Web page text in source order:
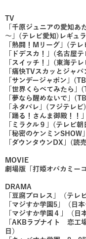
TV
「千原ジュニアの愛知
～」(テレビ愛知)レギュ
「熱闘！Mリーグ」(テ
「ドデスカ！」(名古屋
「スイッチ！」(東海テ
「痛快TVスカッとジャパ
「サンデージャポン」
「世界くらべてみたら」
「夢なら醒めないで」
「ネタパレ」(フジテレビ)
「踊る！さんま御殿！！
「ミラクル９」(テレビ朝
「秘密のケンミンSHOW
「ダウンタウンDX」(読
MOVIE
劇場版「打姫オバカミー
DRAMA
「豆腐プロレス」（テレ
「マジすか学園5」（日本
「マジすか学園４」（日
「AKBラブナイト 恋
日）